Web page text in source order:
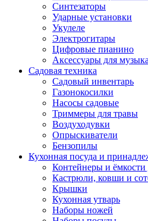
Синтезаторы
Ударные установки
Укулеле
Электрогитары
Цифровые пианино
Аксессуары для
Садовая техника
Садовый инвентарь
Газонокосилки
Насосы садовые
Триммеры для травы
Воздуходувки
Опрыскиватели
Бензопилы
Кухонная посуда и
Контейнеры и ёмкости
Кастрюли, ковши и
Крышки
Кухонная утварь
Наборы ножей